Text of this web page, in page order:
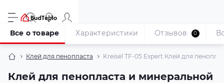
Клей для пенопласта Kreisel TF-05 Expert Клей для
Клей для пенопласта и минеральной
Все о товаре Характеристики Отзывов 0